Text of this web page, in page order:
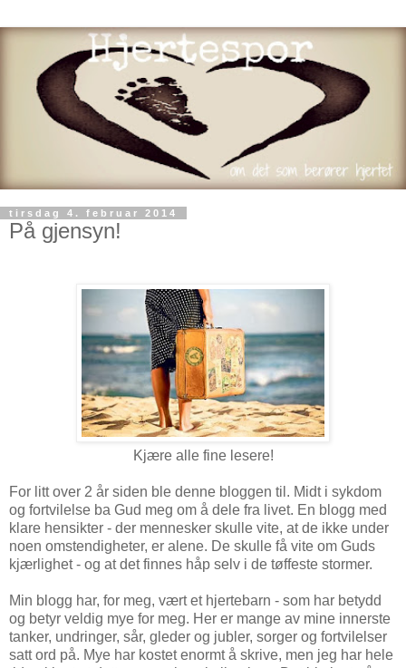
tirsdag 4. februar 2014
På gjensyn!
Kjære alle fine lesere!
For litt over 2 år siden ble denne bloggen til. Midt i sykdom
og fortvilelse ba Gud meg om å dele fra livet. En blogg med
klare hensikter - der mennesker skulle vite, at de ikke under
noen omstendigheter, er alene. De skulle få vite om Guds
kjærlighet - og at det finnes håp selv i de tøffeste stormer.
Min blogg har, for meg, vært et hjertebarn - som har betydd
og betyr veldig mye for meg. Her er mange av mine innerste
tanker, undringer, sår, gleder og jubler, sorger og fortvilelser
satt ord på. Mye har kostet enormt å skrive, men jeg har hele